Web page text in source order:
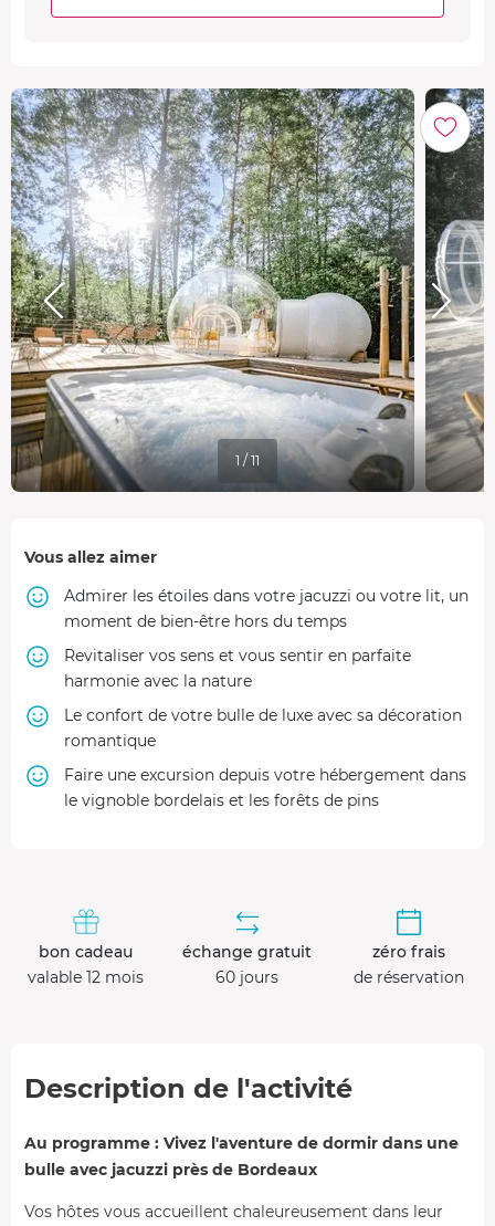
1 / 11
Vous allez aimer
Admirer les étoiles dans votre jacuzzi ou votre lit, un
moment de bien-être hors du temps
Revitaliser vos sens et vous sentir en parfaite
harmonie avec la nature
Le confort de votre bulle de luxe avec sa décoration
romantique
Faire une excursion depuis votre hébergement dans
le vignoble bordelais et les forêts de pins
bon cadeau
valable 12 mois
échange gratuit
60 jours
zéro frais
de réservation
Description de l'activité
Au programme : Vivez l'aventure de dormir dans une
bulle avec jacuzzi près de Bordeaux
Vos hôtes vous accueillent chaleureusement dans leur